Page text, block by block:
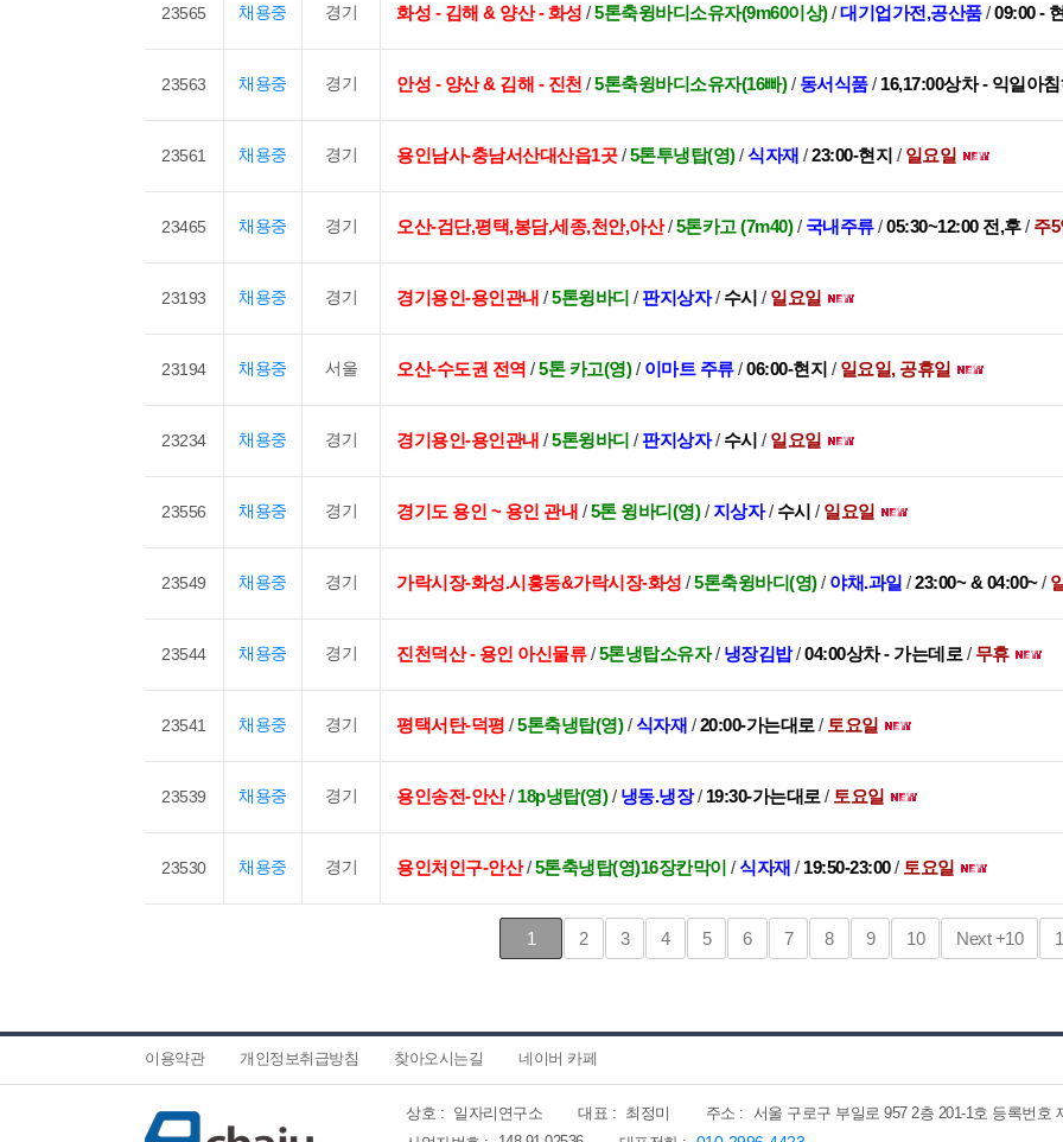
23565 채용중 경기 화성 - 김해 & 양산 - 화성 /5톤축윙바디소유자(9m60이상)/대기업가전,공산품/09:00 -
23563 채용중 경기 안성 - 양산 & 김해 - 진천 /5톤축윙바디소유자(16빠)/ 동서식품/ 16,17:00상차 - 익일아
23561 채용중 경기 용인남사-충남서산대산읍1곳/5톤투냉탑(영)/식자재 /23:00-현지 / 일요일
23465 채용중 경기 오산-검단,평택,봉담,세종,천안,아산/5톤카고 (7m40)/ 국내주류/05:30~12:00 전,후/ 주5
23193 채용중 경기 경기용인-용인관내 /5톤윙바디 / 판지상자/ 수시 / 일요일
23194 채용중 서울 오산-수도권 전역 /5톤 카고(영)/ 이마트 주류/06:00-현지 / 일요일, 공휴일
23234 채용중 경기 경기용인-용인관내 /5톤윙바디 / 판지상자/ 수시 / 일요일
23556 채용중 경기 경기도 용인 ~ 용인 관내 /5톤 윙바디(영)/지상자/ 수시 / 일요일
23549 채용중 경기 가락시장-화성.시흥동&가락시장-화성 /5톤축윙바디(영)/ 야채.과일 /23:00~ & 04:00~/
23544 채용중 경기 진천덕산 - 용인 아신물류/5톤냉탑소유자/ 냉장김밥/04:00상차 - 가는데로 / 무휴
23541 채용중 경기 평택서탄-덕평 /5톤축냉탑(영)/식자재 /20:00-가는대로 / 토요일
23539 채용중 경기 용인송전-안산/ 18p냉탑(영)/ 냉동.냉장/ 19:30-가는대로 / 토요일
23530 채용중 경기 용인처인구-안산/5톤축냉탑(영)16장칸막이 /식자재 / 19:50-23:00/ 토요일
1 2 3 4 5 6 7 8 9 10 Next+10
이용약관 개인정보취급방침 찾아오시는길 네이버 카페
상호 : 일자리연구소 대표 : 최정미 주소 : 서울 구로구 부일로 957 2층 201-1호 등록번호